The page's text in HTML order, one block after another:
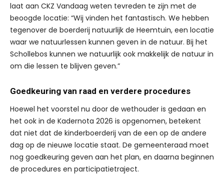
laat aan CKZ Vandaag weten tevreden te zijn met de
beoogde locatie: “Wij vinden het fantastisch. We hebben
tegenover de boerderij natuurlijk de Heemtuin, een locatie
waar we natuurlessen kunnen geven in de natuur. Bij het
Schollebos kunnen we natuurlijk ook makkelijk de natuur in
om die lessen te blijven geven.”
Goedkeuring van raad en verdere procedures
Hoewel het voorstel nu door de wethouder is gedaan en
het ook in de Kadernota 2026 is opgenomen, betekent
dat niet dat de kinderboerderij van de een op de andere
dag op de nieuwe locatie staat. De gemeenteraad moet
nog goedkeuring geven aan het plan, en daarna beginnen
de procedures en participatietraject.